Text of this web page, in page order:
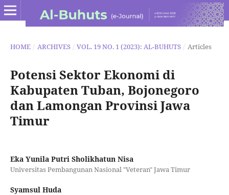
HOME / ARCHIVES / VOL. 19 NO. 1 (2023): AL-BUHUTS / Articles
Potensi Sektor Ekonomi di
Kabupaten Tuban, Bojonegoro
dan Lamongan Provinsi Jawa
Timur
Eka Yunila Putri Sholikhatun Nisa
Universitas Pembangunan Nasional "Veteran" Jawa Timur
Syamsul Huda